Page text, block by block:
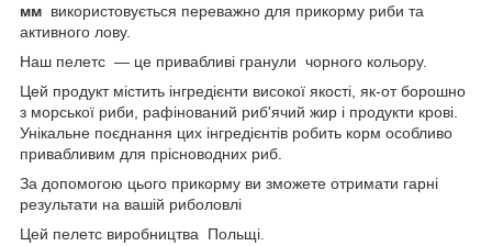
мм використовується переважно для прикорму риби та
активного лову.
Наш пелетс — це привабливі гранули чорного кольору.
Цей продукт містить інгредієнти високої якості, як-от борошно
з морської риби, рафінований риб'ячий жир і продукти крові.
Унікальне поєднання цих інгредієнтів робить корм особливо
привабливим для прісноводних риб.
За допомогою цього прикорму ви зможете отримати гарні
результати на вашій риболовлі
Цей пелетс виробництва Польщі.